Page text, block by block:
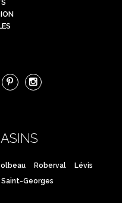
Roberval
Lévis
Saint-Georges